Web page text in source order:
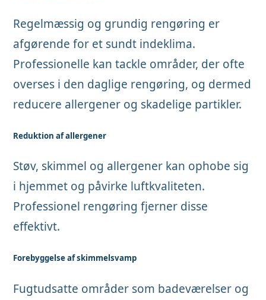
Regelmæssig og grundig rengøring er
afgørende for et sundt indeklima.
Professionelle kan tackle områder, der ofte
overses i den daglige rengøring, og dermed
reducere allergener og skadelige partikler.
Reduktion af allergener
Støv, skimmel og allergener kan ophobe sig
i hjemmet og påvirke luftkvaliteten.
Professionel rengøring fjerner disse
effektivt.
Forebyggelse af skimmelsvamp
Fugtudsatte områder som badeværelser og